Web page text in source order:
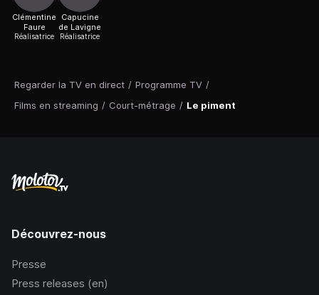
Regarder la TV en direct / Programme TV /
Films en streaming / Court-métrage / Le piment
Clémentine
Faure
Réalisatrice
Capucine
de Lavigne
Réalisatrice
Découvrez-nous
Presse
Press releases (en)